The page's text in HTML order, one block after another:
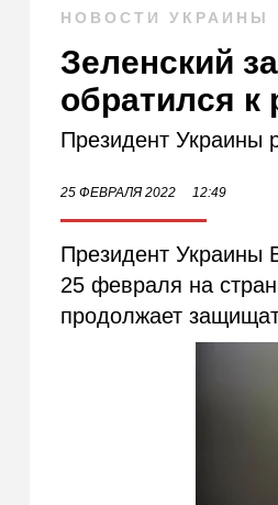
НОВОСТИ УКРАИНЫ
Зеленский
обратился к
Президент Украины
25 ФЕВРАЛЯ 2022 12:49
Президент Украины
25 февраля на
продолжает